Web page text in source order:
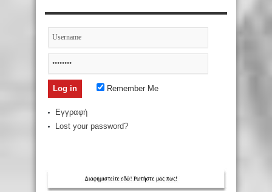
Remember Me
Εγγραφή
Lost your password?